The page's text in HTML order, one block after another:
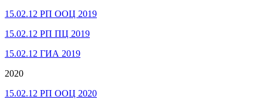
15.02.12 РП ООЦ 2019
15.02.12 РП ПЦ 2019
15.02.12 ГИА 2019
2020
15.02.12 РП ООЦ 2020